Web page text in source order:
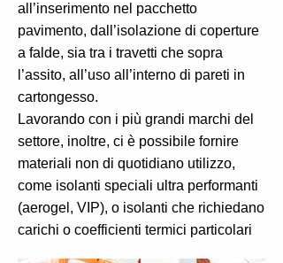
all’inserimento nel pacchetto
pavimento, dall’isolazione di coperture
a falde, sia tra i travetti che sopra
l’assito, all’uso all’interno di pareti in
cartongesso.
Lavorando con i più grandi marchi del
settore, inoltre, ci è possibile fornire
materiali non di quotidiano utilizzo,
come isolanti speciali ultra performanti
(aerogel, VIP), o isolanti che richiedano
carichi o coefficienti termici particolari